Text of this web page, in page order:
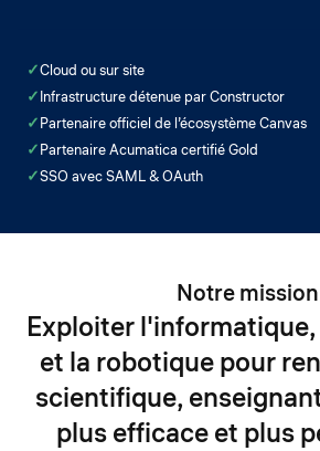
✓Cloud ou sur site
✓Infrastructure détenue par Constructor
✓Partenaire officiel de l’écosystème Canvas
✓Partenaire Acumatica certifié Gold
✓SSO avec SAML & OAuth
Notre mission
Exploiter
et la robotique pour
scientifique,
plus efficace et plus